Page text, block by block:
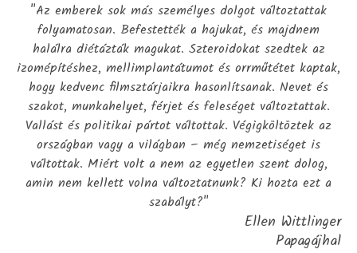
"Az emberek sok más személyes dolgot változtattak
folyamatosan. Befestették a hajukat, és majdnem
halálra diétázták magukat. Szteroidokat szedtek az
izomépítéshez, mellimplantátumot és orrműtétet kaptak,
hogy kedvenc filmsztárjaikra hasonlítsanak. Nevet és
szakot, munkahelyet, férjet és feleséget változtattak.
Vallást és politikai pártot váltottak. Végigköltöztek az
országban vagy a világban – még nemzetiséget is
váltottak. Miért volt a nem az egyetlen szent dolog,
amin nem kellett volna változtatnunk? Ki hozta ezt a
szabályt?"
Ellen Wittlinger
Papagájhal